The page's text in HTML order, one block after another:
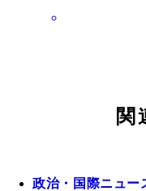
関
政治・国際ニュー